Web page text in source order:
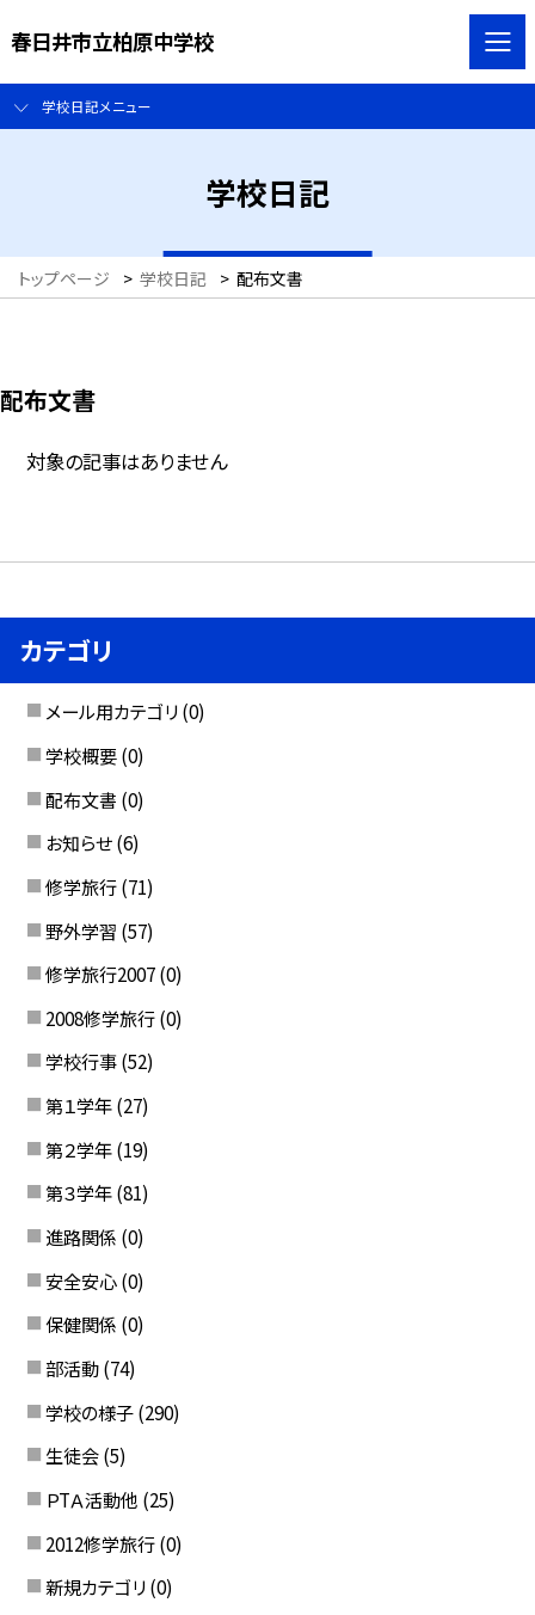
春日井市立柏原中学校
学校日記メニュー
学校日記
トップページ > 学校日記 > 配布文書
配布文書
対象の記事はありません
カテゴリ
メール用カテゴリ (0)
学校概要 (0)
配布文書 (0)
お知らせ (6)
修学旅行 (71)
野外学習 (57)
修学旅行2007 (0)
2008修学旅行 (0)
学校行事 (52)
第１学年 (27)
第２学年 (19)
第３学年 (81)
進路関係 (0)
安全安心 (0)
保健関係 (0)
部活動 (74)
学校の様子 (290)
生徒会 (5)
ＰTＡ活動他 (25)
2012修学旅行 (0)
新規カテゴリ (0)